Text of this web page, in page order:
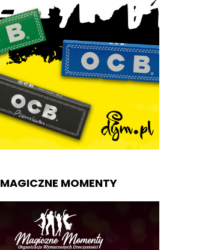
MAGICZNE MOMENTY